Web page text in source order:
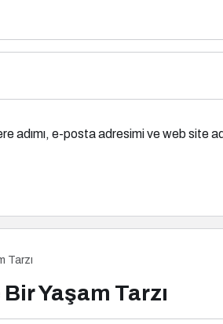
adımı, e-posta adresimi ve web site
Tarzı
Yaşam Tarzı